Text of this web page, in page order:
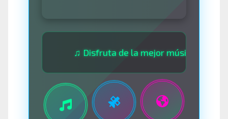
♫ Disfruta de la mejor música las 24 horas